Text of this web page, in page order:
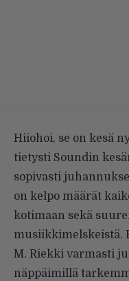
Hiiohoi, se on kesä
tietysti Soundin
sopivasti
on kelpo määrät
kotimaan sekä
musiikkimelskeistä.
M. Riekki varmasti
näppäimillä